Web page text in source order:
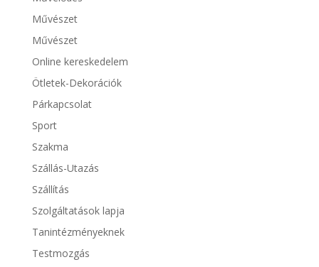
Művészet
Művészet
Online kereskedelem
Ötletek-Dekorációk
Párkapcsolat
Sport
Szakma
Szállás-Utazás
Szállítás
Szolgáltatások lapja
Tanintézményeknek
Testmozgás